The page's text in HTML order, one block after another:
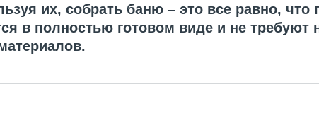
их, собрать баню – это все равно, что
в полностью готовом виде и не требуют